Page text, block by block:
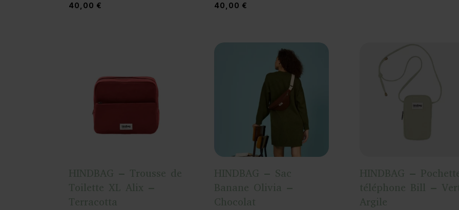
40,00 € 40,00 €
HINDBAG – Trousse de
Toilette XL Alix –
Terracotta
HINDBAG – Sac
Banane Olivia –
Chocolat
HINDBAG –
téléphone Bill – Vert
Argile